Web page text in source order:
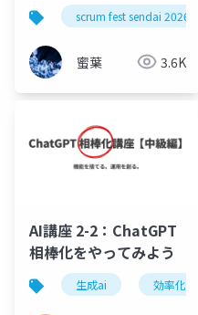
頼りきることだ」
scrum fest sendai 2026
蜜葉 3.6K
AI講座 2-2：ChatGPT
相棒化をやってみよう
生成ai 効率化